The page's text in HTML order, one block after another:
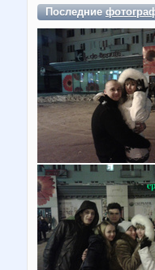
Последние